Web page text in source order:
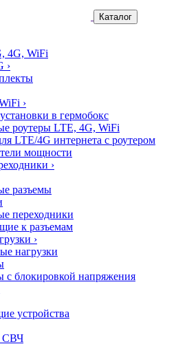
Каталог
4G, WiFi
›
›
в гермобокс
роутеры LTE, 4G, WiFi
LTE/4G интернета с роутером
мощности
›
разъемы
переходники
к разъемам
›
нагрузки
с блокировкой напряжения
устройства
СВЧ